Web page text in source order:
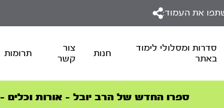
את העמוד:
סדרות ומסלולי לימוד
באתר
חנות
צור
קשר
תרומות
סדרות הפודקאסטים
הסדרה המובילה החודש – דרך
ספרו החדש של הרב יובל – אורות וכלים
הצטרפו למהפכת הבריאות
סדרות הפודקאסטים
הסדרה המובילה החודש – דרך